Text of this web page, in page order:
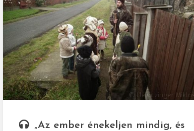
© Heinczinger
„Az ember énekeljen mindig, és